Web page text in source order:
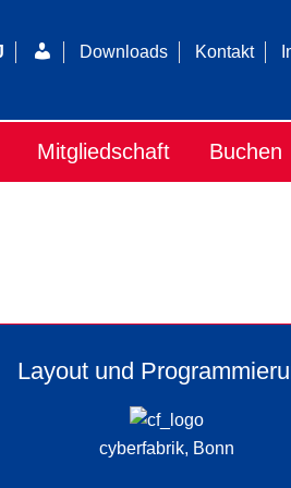
LoginDownloads Kontakt
Mitgliedschaft Buchen
Layout und
cyberfabrik, Bonn